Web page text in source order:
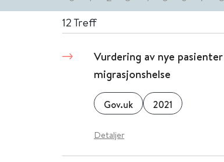
12 Treff
Vurdering av nye
migrasjonshelse
Gov.uk 2021
Detaljer